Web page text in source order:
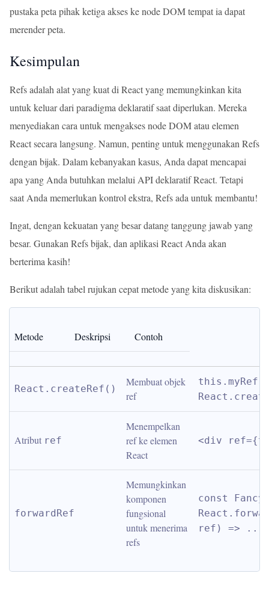
pustaka peta pihak ketiga akses ke node DOM tempat ia dapat
merender peta.
Kesimpulan
Refs adalah alat yang kuat di React yang memungkinkan kita
untuk keluar dari paradigma deklaratif saat diperlukan. Mereka
menyediakan cara untuk mengakses node DOM atau elemen
React secara langsung. Namun, penting untuk menggunakan Refs
dengan bijak. Dalam kebanyakan kasus, Anda dapat mencapai
apa yang Anda butuhkan melalui API deklaratif React. Tetapi
saat Anda memerlukan kontrol ekstra, Refs ada untuk membantu!
Ingat, dengan kekuatan yang besar datang tanggung jawab yang
besar. Gunakan Refs bijak, dan aplikasi React Anda akan
berterima kasih!
Berikut adalah tabel rujukan cepat metode yang kita diskusikan:
Metode Deskripsi Contoh
React.createRef()
Membuat objek
ref
this.myRef
Atribut ref
Menempelkan
ref ke elemen
React
<div
forwardRef
Memungkinkan
komponen
fungsional
untuk menerima
refs
const
ref) =>